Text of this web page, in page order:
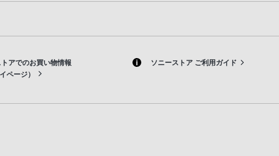
アでのお買い物情報
ページ）
ソニーストア ご利用ガイド